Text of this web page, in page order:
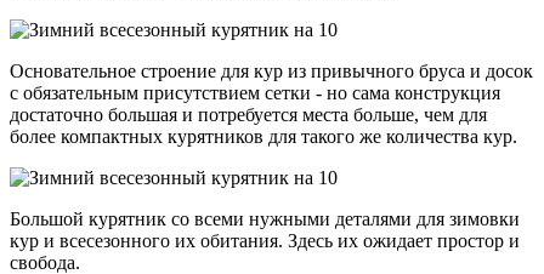
Основательное строение для кур из привычного бруса и досок
с обязательным присутствием сетки - но сама конструкция
достаточно большая и потребуется места больше, чем для
более компактных курятников для такого же количества кур.
Большой курятник со всеми нужными деталями для зимовки
кур и всесезонного их обитания. Здесь их ожидает простор и
свобода.